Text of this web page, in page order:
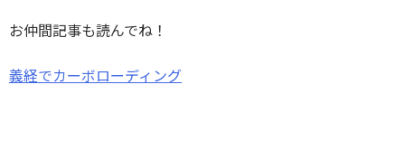
お仲間記事も読んでね！
義経でカーボローディング